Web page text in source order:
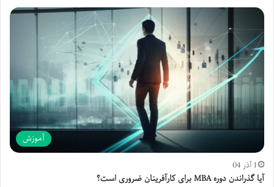
آموزش
1 آذر 04
آیا گذراندن دوره MBA برای کارآفرینان ضروری است؟